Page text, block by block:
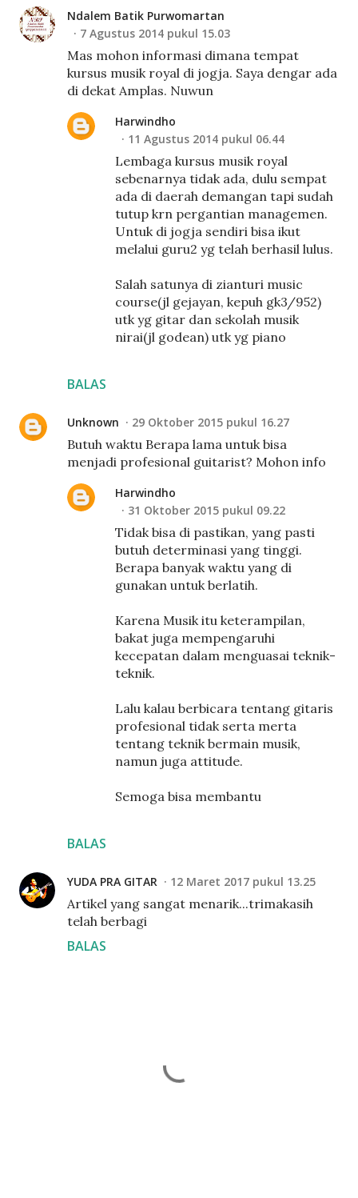
Ndalem Batik Purwomartan
7 Agustus 2014 pukul 15.03
Mas mohon informasi dimana tempat
kursus musik royal di jogja. Saya dengar ada
di dekat Amplas. Nuwun
BALAS
Harwindho
11 Agustus 2014 pukul 06.44
Lembaga kursus musik royal
sebenarnya tidak ada, dulu sempat
ada di daerah demangan tapi sudah
tutup krn pergantian managemen.
Untuk di jogja sendiri bisa ikut
melalui guru2 yg telah berhasil lulus.
Salah satunya di zianturi music
course(jl gejayan, kepuh gk3/952)
utk yg gitar dan sekolah musik
nirai(jl godean) utk yg piano
Unknown 29 Oktober 2015 pukul 16.27
Butuh waktu Berapa lama untuk bisa
menjadi profesional guitarist? Mohon info
BALAS
Harwindho
31 Oktober 2015 pukul 09.22
Tidak bisa di pastikan, yang pasti
butuh determinasi yang tinggi.
Berapa banyak waktu yang di
gunakan untuk berlatih.
Karena Musik itu keterampilan,
bakat juga mempengaruhi
kecepatan dalam menguasai teknik-
teknik.
Lalu kalau berbicara tentang gitaris
profesional tidak serta merta
tentang teknik bermain musik,
namun juga attitude.
Semoga bisa membantu
YUDA PRA GITAR 12 Maret 2017 pukul 13.25
Artikel yang sangat menarik...trimakasih
telah berbagi
BALAS